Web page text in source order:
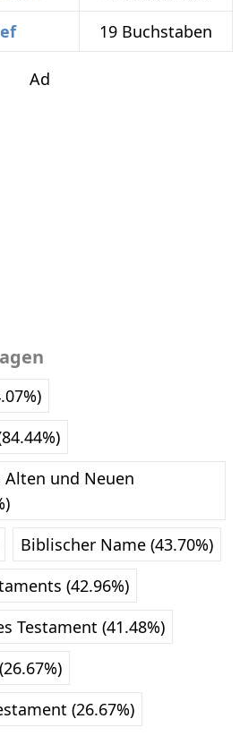
19 Buchstaben
Ad
Alten und Neuen
Biblischer Name (43.70%)
(42.96%)
Testament (41.48%)
(26.67%)